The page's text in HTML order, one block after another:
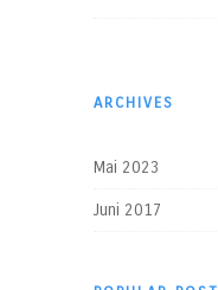
ARCHIVES
Mai 2023
Juni 2017